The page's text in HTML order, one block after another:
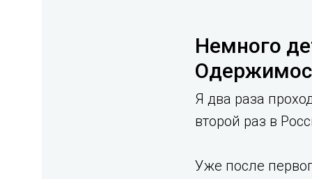
Немного
Я два раза
второй раз в
Уже после